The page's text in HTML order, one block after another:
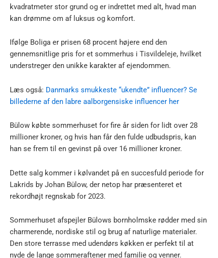
kvadratmeter stor grund og er indrettet med alt, hvad man
kan drømme om af luksus og komfort.
Ifølge Boliga er prisen 68 procent højere end den
gennemsnitlige pris for et sommerhus i Tisvildeleje, hvilket
understreger den unikke karakter af ejendommen.
Læs også: Danmarks smukkeste “ukendte” influencer? Se
billederne af den labre aalborgensiske influencer her
Bülow købte sommerhuset for fire år siden for lidt over 28
millioner kroner, og hvis han får den fulde udbudspris, kan
han se frem til en gevinst på over 16 millioner kroner.
Dette salg kommer i kølvandet på en succesfuld periode for
Lakrids by Johan Bülow, der netop har præsenteret et
rekordhøjt regnskab for 2023.
Sommerhuset afspejler Bülows bornholmske rødder med sin
charmerende, nordiske stil og brug af naturlige materialer.
Den store terrasse med udendørs køkken er perfekt til at
nyde de lange sommeraftener med familie og venner.